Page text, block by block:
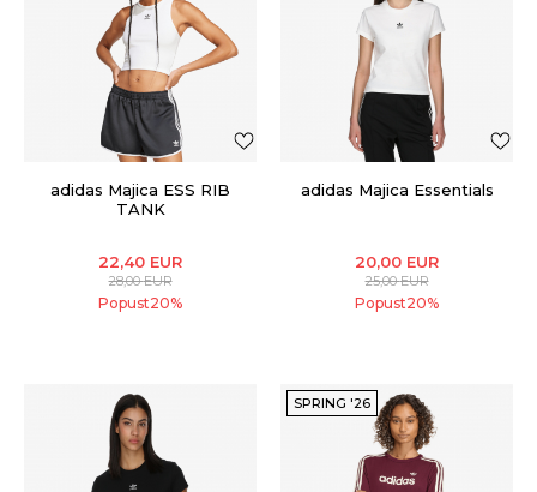
adidas Majica ESS RIB
TANK
22,40 EUR
28,00EUR
Popust20%
adidas Majica Essentials
20,00 EUR
25,00EUR
Popust20%
SPRING '26